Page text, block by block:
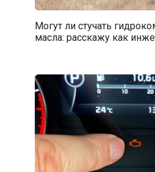
Могут ли стучать
масла: расскажу как